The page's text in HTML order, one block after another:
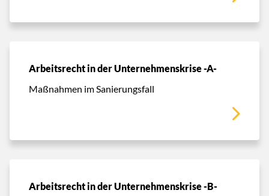
Arbeitsrecht in der Unternehmenskrise -A-
Maßnahmen im Sanierungsfall
Arbeitsrecht in der Unternehmenskrise -B-